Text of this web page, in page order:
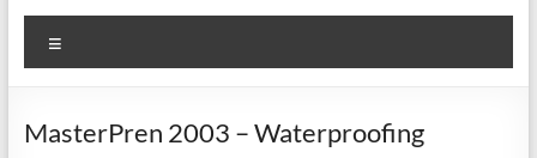
MasterPren 2003 – Waterproofing